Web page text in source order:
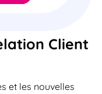
Client
et les nouvelles